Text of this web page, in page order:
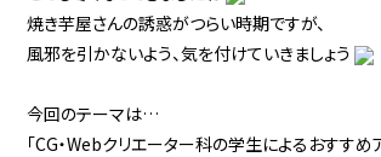
焼き芋屋さんの誘惑がつらい時期ですが、
風邪を引かないよう、気を付けていきましょう
今回のテーマは…
「CG・Webクリエーター科の学生によるおすすめ